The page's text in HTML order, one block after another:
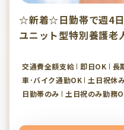
☆新着☆日勤帯で週4
ユニット型特別養護老
交通費全額支給 即日OK 長
車･バイク通勤OK
土日祝休
日勤帯のみ
土日祝のみ勤務